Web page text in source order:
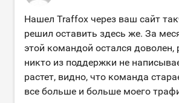
Нашел Traffox через ваш сайт
решил оставить здесь же. За
этой командой остался доволен,
никто из поддержки не
растет, видно, что команда
все больше и больше моего